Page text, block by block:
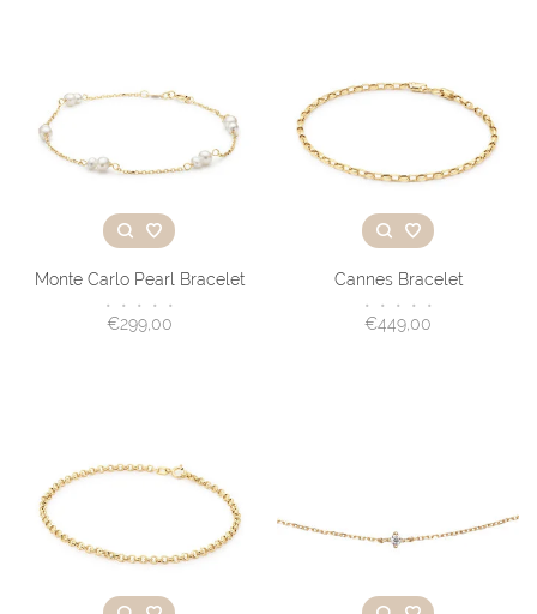
Monte Carlo Pearl Bracelet
• • • • •
€299,00
Cannes Bracelet
• • • • •
€449,00